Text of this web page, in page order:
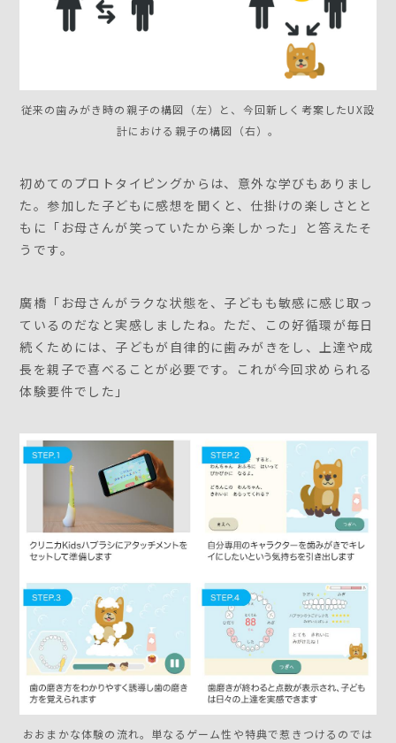
従来の歯みがき時の親子の構図（左）と、今回新しく考案したUX設
計における親子の構図（右）。
初めてのプロトタイピングからは、意外な学びもありまし
た。参加した子どもに感想を聞くと、仕掛けの楽しさとと
もに「お母さんが笑っていたから楽しかった」と答えたそ
うです。
廣橋「お母さんがラクな状態を、子どもも敏感に感じ取っ
ているのだなと実感しましたね。ただ、この好循環が毎日
続くためには、子どもが自律的に歯みがきをし、上達や成
長を親子で喜べることが必要です。これが今回求められる
体験要件でした」
おおまかな体験の流れ。単なるゲーム性や特典で惹きつけるのでは